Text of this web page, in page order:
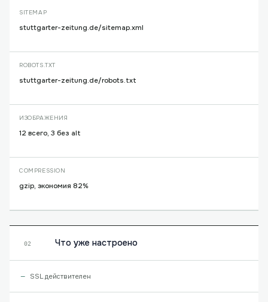
SITEMAP
stuttgarter-zeitung.de/sitemap.xml
ROBOTS.TXT
stuttgarter-zeitung.de/robots.txt
ИЗОБРАЖЕНИЯ
12 всего, 3 без alt
COMPRESSION
gzip, экономия 82%
02 Что уже настроено
SSL действителен